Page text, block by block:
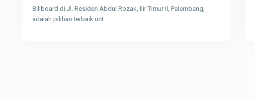
Billboard di Jl. Residen Abdul Rozak, Ilir Timur II, Palembang,
adalah pilihan terbaik unt ...